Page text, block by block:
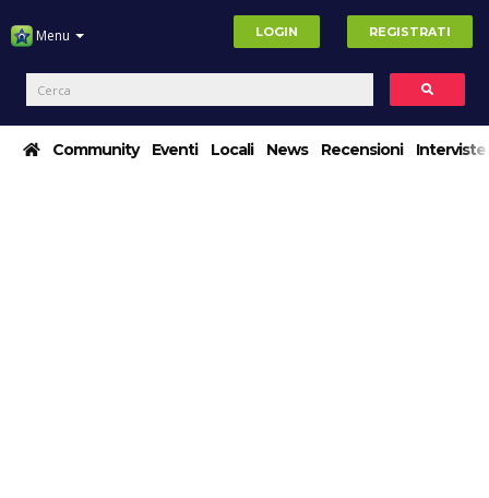
Menu LOGIN REGISTRATI
Community Eventi Locali News Recensioni Interviste